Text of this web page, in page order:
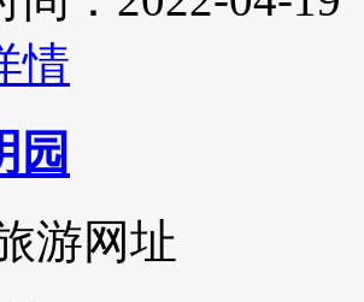
情
园
游网址